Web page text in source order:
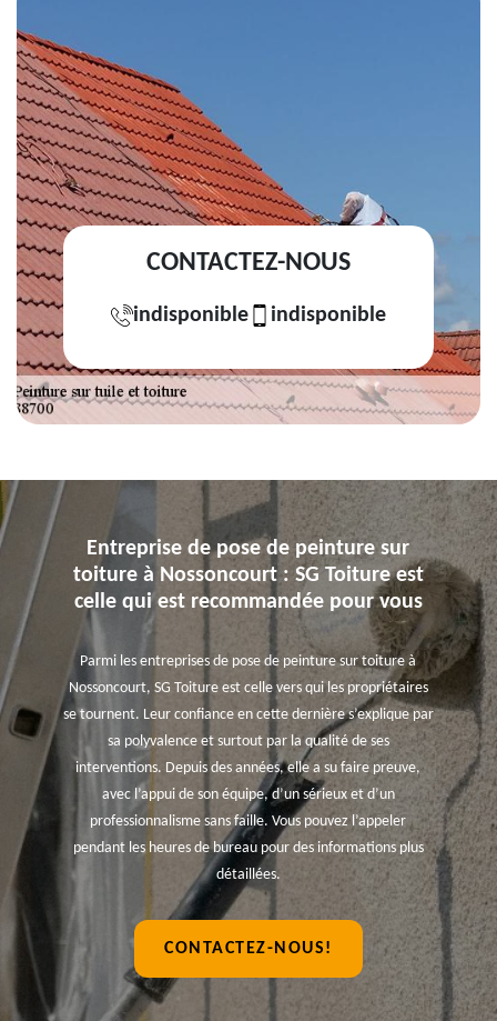
CONTACTEZ-NOUS
indisponible indisponible
Entreprise de pose de peinture sur
toiture à Nossoncourt : SG Toiture est
celle qui est recommandée pour vous
Parmi les entreprises de pose de peinture sur toiture à
Nossoncourt, SG Toiture est celle vers qui les propriétaires
se tournent. Leur confiance en cette dernière s’explique par
sa polyvalence et surtout par la qualité de ses
interventions. Depuis des années, elle a su faire preuve,
avec l’appui de son équipe, d’un sérieux et d’un
professionnalisme sans faille. Vous pouvez l’appeler
pendant les heures de bureau pour des informations plus
détaillées.
CONTACTEZ-NOUS!